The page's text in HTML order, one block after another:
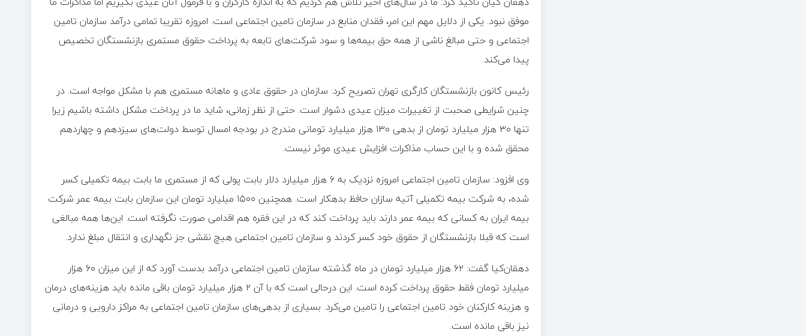
موفق نبود. یکی از دلایل مهم این امر، فقدان منابع در سازمان تامین اجتماعی است. امروزه تقریبا تمامی درآمد سازمان تامین
اجتماعی و حتی مبالغ ناشی از همه حق بیمه‌ها و سود شرکت‌های تابعه به پرداخت حقوق مستمری بازنشستگان تخصیص
پیدا می‌کند.
رئیس کانون بازنشستگان کارگری تهران تصریح کرد: سازمان در حقوق عادی و ماهانه مستمری هم با مشکل مواجه است. در
چنین شرایطی صحبت از تغییرات میزان عیدی دشوار است. حتی از نظر زمانی، شاید ما در پرداخت مشکل داشته باشیم زیرا
تنها ۳۰ هزار میلیارد تومان از بدهی ۱۳۰ هزار میلیارد تومانی مندرج در بودجه امسال توسط دولت‌های سیزدهم و چهاردهم
محقق شده و با این حساب مذاکرات افزایش عیدی موثر نیست.
وی افزود: سازمان تامین اجتماعی امروزه نزدیک به ۶ هزار میلیارد دلار بابت پولی که از مستمری ما بابت بیمه تکمیلی کسر
شده، به شرکت بیمه تکمیلی آتیه سازان حافظ بدهکار است. همچنین ۱۵۰۰ میلیارد تومان این سازمان بابت بیمه عمر شرکت
بیمه ایران به کسانی که بیمه عمر دارند باید پرداخت کند که در این فقره هم اقدامی صورت نگرفته است. این‌ها همه مبالغی
است که قبلا بازنشستگان از حقوق خود کسر کردند و سازمان تامین اجتماعی هیچ نقشی جز نگهداری و انتقال مبلغ ندارد.
دهقان‌کیا گفت: ۶۲ هزار میلیارد تومان در ماه گذشته سازمان تامین اجتماعی درآمد بدست آورد که از این میزان ۶۰ هزار
میلیارد تومان فقط حقوق پرداخت کرده است. این درحالی است که با آن ۲ هزار میلیارد تومان باقی مانده باید هزینه‌های درمان
و هزینه کارکنان خود تامین اجتماعی را تامین می‌کرد. بسیاری از بدهی‌های سازمان تامین اجتماعی به مراکز دارویی و درمانی
نیز باقی مانده است.